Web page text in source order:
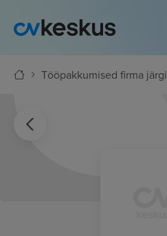
Tööpakkumised firma järgi